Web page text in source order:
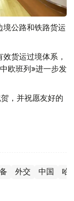
境公路和铁路货运
货运过境体系，
欧班列»进一步发
，并祝愿友好的
外交 中国 哈